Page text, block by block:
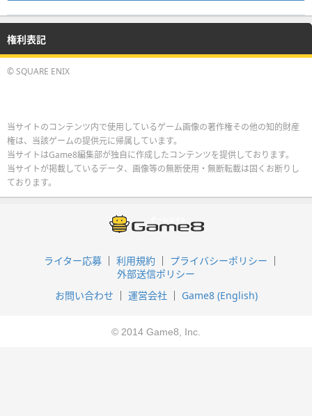
権利表記
© SQUARE ENIX
当サイトのコンテンツ内で使用しているゲーム画像の著作権その他の知的財産
権は、当該ゲームの提供元に帰属しています。
当サイトはGame8編集部が独自に作成したコンテンツを提供しております。
当サイトが掲載しているデータ、画像等の無断使用・無断転載は固くお断りし
ております。
ライター応募 利用規約
プライバシーポリシー
外部送信ポリシー
お問い合わせ
運営会社 Game8 (English)
© 2014 Game8, Inc.